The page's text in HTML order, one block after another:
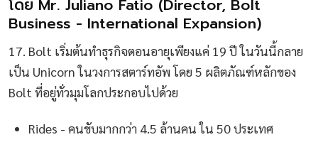
โดย Mr. Juliano Fatio (Director, Bolt
Business - International Expansion)
17. Bolt เริ่มต้นทำธุรกิจตอนอายุเพียงแค่ 19 ปี ในวันนี้กลาย
เป็น Unicorn ในวงการสตาร์ทอัพ โดย 5 ผลิตภัณฑ์หลักของ
Bolt ที่อยู่ทั่วมุมโลกประกอบไปด้วย
Rides - คนขับมากกว่า 4.5 ล้านคน ใน 50 ประเทศ